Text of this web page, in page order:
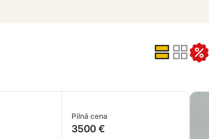
Pilnā cena
3500 €